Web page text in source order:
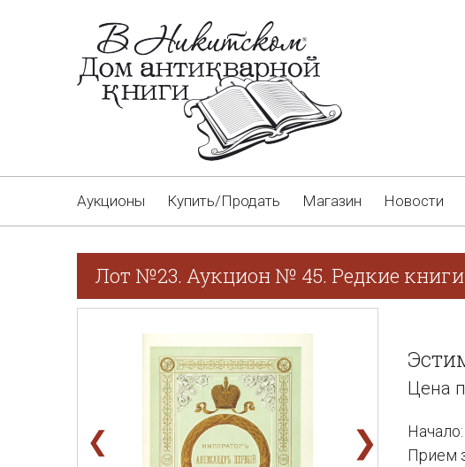
Аукционы Купить/Продать Магазин Новости
Лот №23. Аукцион № 45. Редкие
❮ ❯
Цена
Прием